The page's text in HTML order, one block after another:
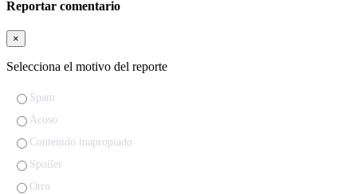
Reportar comentario
×
Selecciona el motivo del reporte
Spam
Acoso
Contenido inapropiado
Spoiler
Otro